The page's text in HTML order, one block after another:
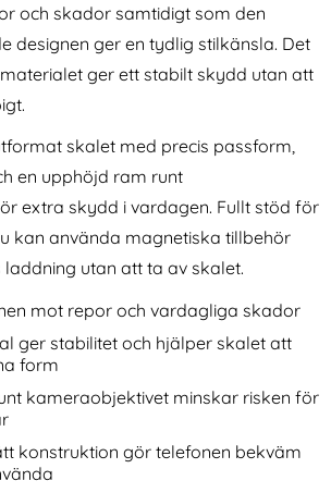
Edge
2-PACK Linsskydd Transparent
Spigen Galaxy S25 Ultra 2-
PACK Skärmskydd GLAS.tR
"Ez Fit" (Privacy)
Art. nr 238242
rea pris
224 krtidigare pris
224 kr
Tillgänglighet:
I lager
Galaxy S25 Ultra 2-PACK
och skador samtidigt som den
designen ger en tydlig stilkänsla. Det
ger ett stabilt skydd utan att
skalet med precis passform,
en upphöjd ram runt
extra skydd i vardagen. Fullt stöd för
kan använda magnetiska tillbehör
utan att ta av skalet.
mot repor och vardagliga skador
ger stabilitet och hjälper skalet att
form
kameraobjektivet minskar risken för
konstruktion gör telefonen bekväm